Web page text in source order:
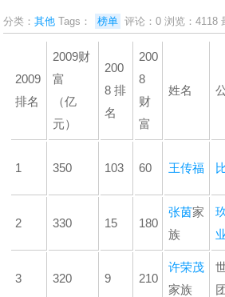
分类：其他 Tags： 榜单 评论：0 浏览：4118
2009
排名
2009财
富
（亿
元）
200
8 排
名
200
8
财
富
姓名
1 350 103 60 王传福
2 330 15 180
张茵家
族
3 320 9 210
许荣茂
家族
团